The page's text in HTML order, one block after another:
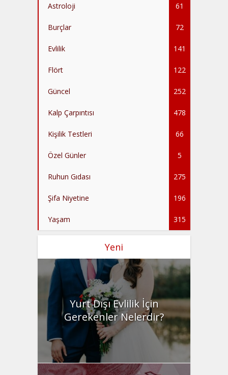
Astroloji 61
Burçlar 72
Evlilik 141
Flört 122
Güncel 252
Kalp Çarpıntısı 478
Kişilik Testleri 66
Özel Günler 5
Ruhun Gıdası 275
Şifa Niyetine 196
Yaşam 315
Yeni
Yurt Dışı Evlilik İçin
Gerekenler Nelerdir?